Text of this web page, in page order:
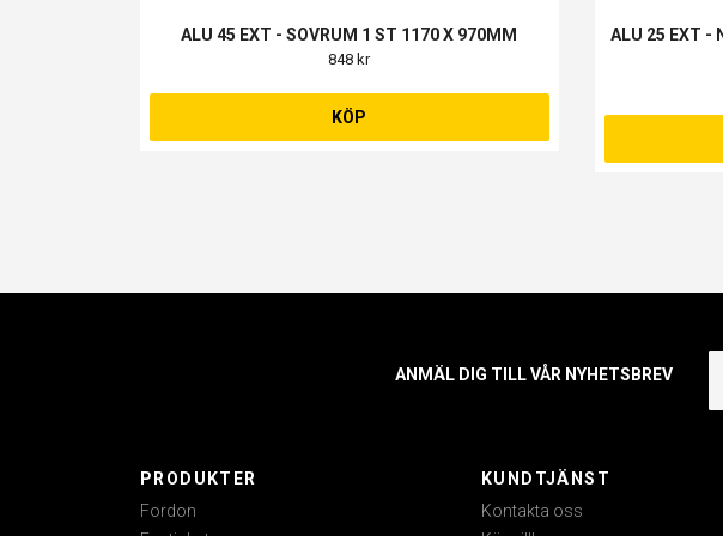
ALU 45 EXT - SOVRUM 1 ST 1170 X 970MM
848 kr
KÖP
ALU 25 EXT -
ANMÄL DIG TILL VÅR NYHETSBREV
PRODUKTER
Fordon
KUNDTJÄNST
Kontakta oss